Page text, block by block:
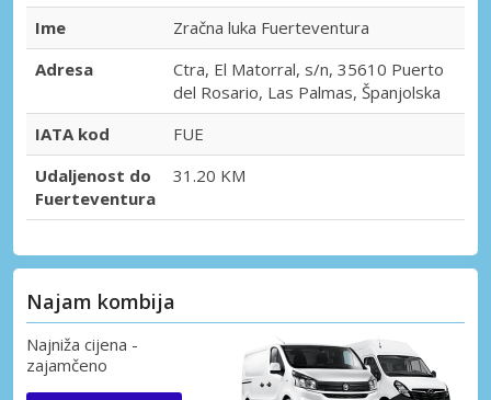
Ime
Zračna luka Fuerteventura
Adresa
Ctra, El Matorral, s/n, 35610 Puerto
del Rosario, Las Palmas, Španjolska
IATA kod
FUE
Udaljenost do
Fuerteventura
31.20 KM
Najam kombija
Najniža cijena -
zajamčeno